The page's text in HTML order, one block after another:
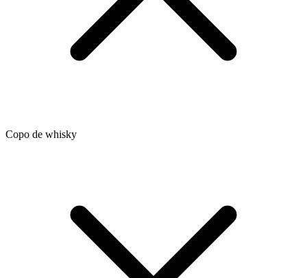
Copo de whisky